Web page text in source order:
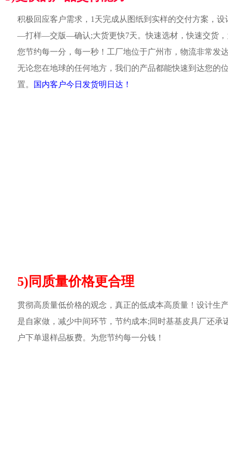
积极回应客户需求，1天完成从图纸到实样的交付方案，设
—打样—交版—确认;大货更快7天。快速选材，快速交货
您节约每一分，每一秒！工厂地位于广州市，物流非常发
无论您在地球的任何地方，我们的产品都能快速到达您的
置。
国内客户今日发货明日达！
5)同质量价格更合理
贯彻高质量低价格的观念，真正的低成本高质量！设计生
是自家做，减少中间环节，节约成本;同时基基皮具厂还承
户下单退样品板费。为您节约每一分钱！